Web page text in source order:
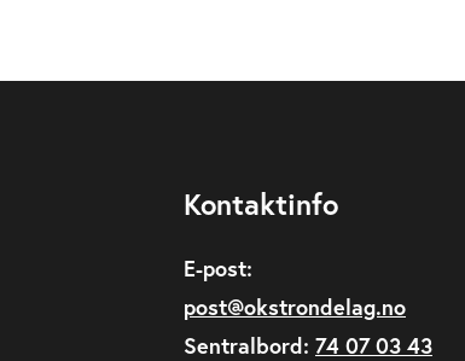
Kontaktinfo
E-post:
post@okstrondelag.no
Sentralbord: 74 07 03 43